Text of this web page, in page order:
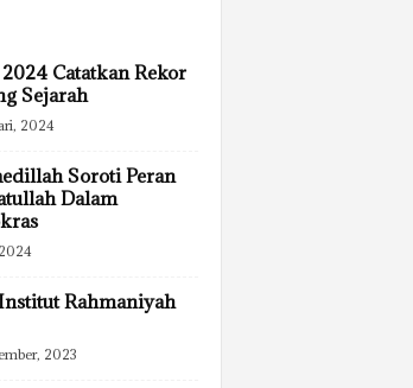
Catatkan Rekor
Sejarah
2024
Soroti Peran
Dalam
Rahmaniyah
2023